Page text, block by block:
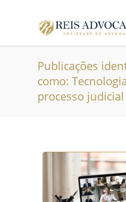
Publicações
como:
processo judicial